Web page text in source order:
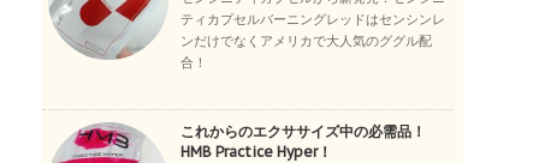
ティカプセルバーニングレッドはセンシンレ
ンだけでなくアメリカで大人気のググル配
合！
これからのエクササイズ中の必需品！
HMB Practice Hyper！